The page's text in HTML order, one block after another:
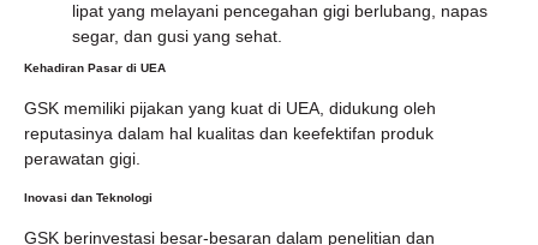
lipat yang melayani pencegahan gigi berlubang, napas
segar, dan gusi yang sehat.
Kehadiran Pasar di UEA
GSK memiliki pijakan yang kuat di UEA, didukung oleh
reputasinya dalam hal kualitas dan keefektifan produk
perawatan gigi.
Inovasi dan Teknologi
GSK berinvestasi besar-besaran dalam penelitian dan